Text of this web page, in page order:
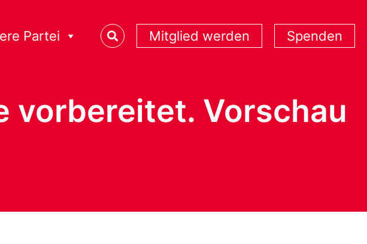
Partei Mitglied werden Spenden
vorbereitet. Vorschau